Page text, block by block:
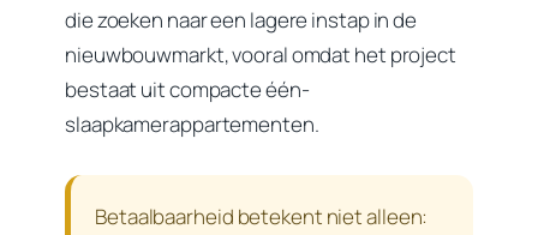
die zoeken naar een lagere instap in de
nieuwbouwmarkt, vooral omdat het project
bestaat uit compacte één-
slaapkamerappartementen.
Betaalbaarheid betekent niet alleen: